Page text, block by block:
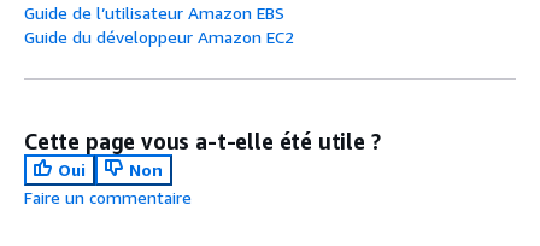
Guide de l’utilisateur Amazon EBS
Guide du développeur Amazon EC2
Cette page vous a-t-elle été utile ?
Oui
Non
Faire un commentaire